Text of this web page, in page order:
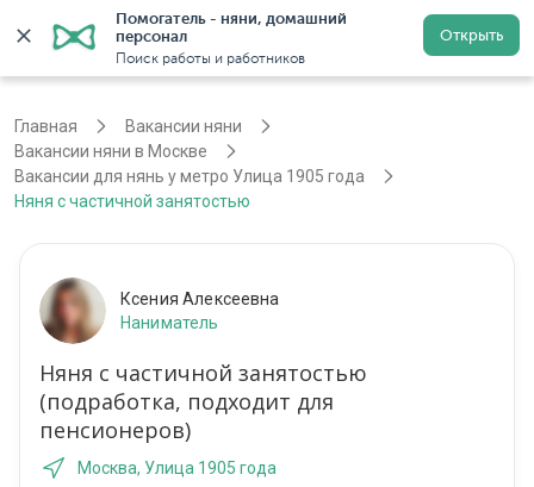
Помогатель - няни, домашний
персонал
Поиск работы и работников
Открыть
Регистрация
Главная
Вакансии няни
Вакансии няни в Москве
Вакансии для нянь у метро Улица 1905 года
Няня с частичной занятостью
Ксения Алексеевна
Наниматель
Няня с частичной занятостью
(подработка, подходит для
пенсионеров)
Москва, Улица 1905 года